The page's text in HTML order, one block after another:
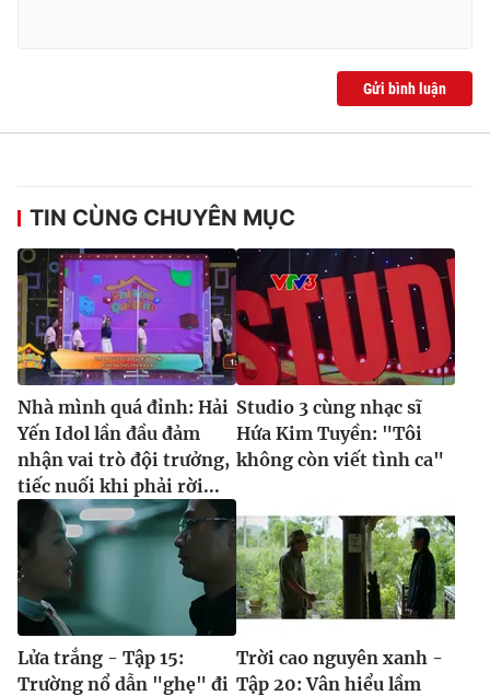
Gửi bình luận
TIN CÙNG CHUYÊN MỤC
Nhà mình quá đỉnh: Hải
Yến Idol lần đầu đảm
nhận vai trò đội trưởng,
tiếc nuối khi phải rời...
Studio 3 cùng nhạc sĩ
Hứa Kim Tuyền: "Tôi
không còn viết tình ca"
Lửa trắng - Tập 15:
Trường nổ dẫn "ghẹ" đi
Trời cao nguyên xanh -
Tập 20: Vân hiểu lầm